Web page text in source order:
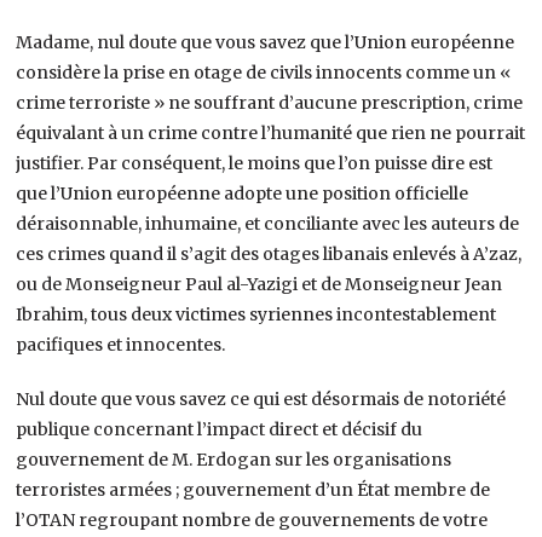
Madame, nul doute que vous savez que l’Union européenne
considère la prise en otage de civils innocents comme un «
crime terroriste » ne souffrant d’aucune prescription, crime
équivalant à un crime contre l’humanité que rien ne pourrait
justifier. Par conséquent, le moins que l’on puisse dire est
que l’Union européenne adopte une position officielle
déraisonnable, inhumaine, et conciliante avec les auteurs de
ces crimes quand il s’agit des otages libanais enlevés à A’zaz,
ou de Monseigneur Paul al-Yazigi et de Monseigneur Jean
Ibrahim, tous deux victimes syriennes incontestablement
pacifiques et innocentes.
Nul doute que vous savez ce qui est désormais de notoriété
publique concernant l’impact direct et décisif du
gouvernement de M. Erdogan sur les organisations
terroristes armées ; gouvernement d’un État membre de
l’OTAN regroupant nombre de gouvernements de votre